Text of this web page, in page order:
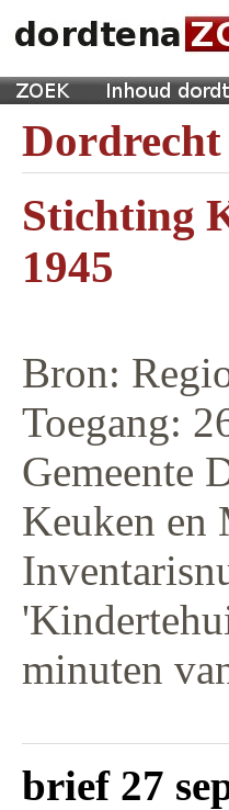
Stichting
1945
Bron:
Toegang:
Gemeente
Keuken en
minuten
brief 27